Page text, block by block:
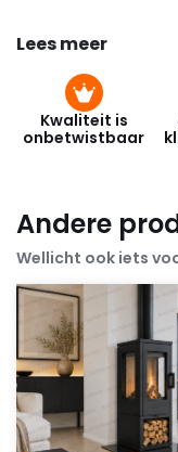
Lees meer
Kwaliteit is
onbetwistbaar
Andere
Wellicht ook iets